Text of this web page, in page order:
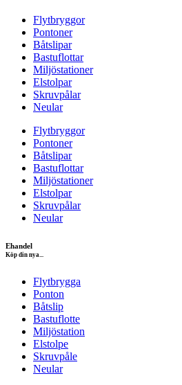
Flytbryggor
Pontoner
Båtslipar
Bastuflottar
Miljöstationer
Elstolpar
Skruvpålar
Neular
Flytbryggor
Pontoner
Båtslipar
Bastuflottar
Miljöstationer
Elstolpar
Skruvpålar
Neular
Ehandel
Köp din nya...
Flytbrygga
Ponton
Båtslip
Bastuflotte
Miljöstation
Elstolpe
Skruvpåle
Neular